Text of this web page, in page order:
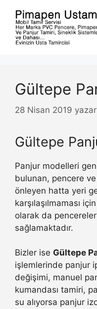
Gültepe
28 Nisan 2019 yazar
Gültepe
Panjur modelleri
bulunan, pencere ve
önleyen hatta yeri
karşılaşılmaması
olarak da
sağlamaktadır.
Bizler ise Gültepe
işlemlerinde panjur
değişimi, manuel
kumandası tamiri,
su alıyorsa panjur